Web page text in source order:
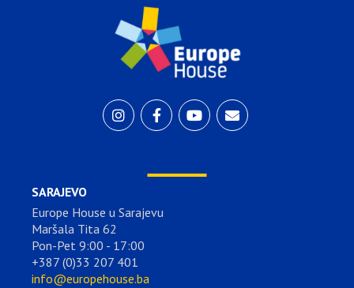
SARAJEVO
Europe House u Sarajevu
Maršala Tita 62
Pon-Pet 9:00 - 17:00
+387 (0)33 207 401
info@europehouse.ba